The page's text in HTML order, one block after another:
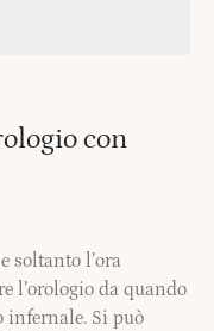
con
soltanto l’ora
l’orologio da quando
infernale. Si può